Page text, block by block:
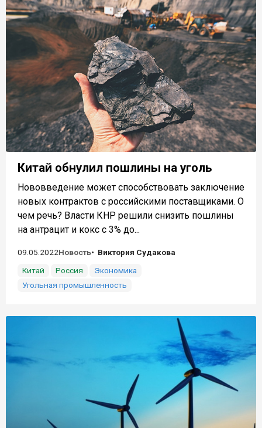
Китай обнулил пошлины на уголь
Нововведение может способствовать заключение
новых контрактов с российскими поставщиками. О
чем речь? Власти КНР решили снизить пошлины
на антрацит и кокс с 3% до...
09.05.2022Новость
Виктория Судакова
Китай
Россия
Экономика
Угольная промышленность